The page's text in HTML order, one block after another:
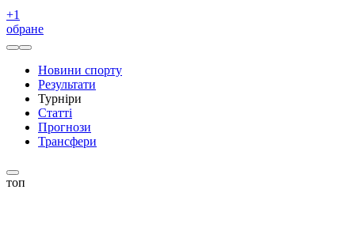
+1
обране
Новини спорту
Результати
Турніри
Статті
Прогнози
Трансфери
топ